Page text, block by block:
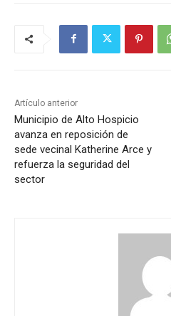
Artículo anterior
Municipio de Alto Hospicio
avanza en reposición de
sede vecinal Katherine Arce y
refuerza la seguridad del
sector